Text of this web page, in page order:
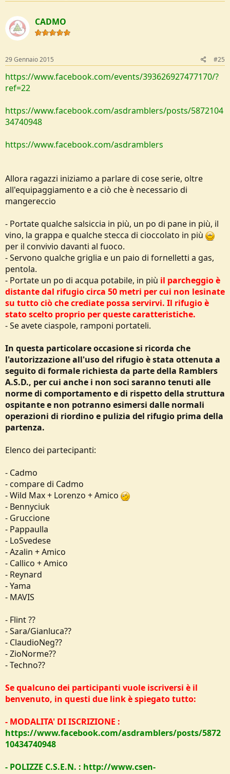
CADMO
29 Gennaio 2015 #25
https://www.facebook.com/events/393626927477170/?
ref=22
https://www.facebook.com/asdramblers/posts/5872104
34740948
https://www.facebook.com/asdramblers
Allora ragazzi iniziamo a parlare di cose serie, oltre
all'equipaggiamento e a ciò che è necessario di
mangereccio
- Portate qualche salsiccia in più, un po di pane in più, il
vino, la grappa e qualche stecca di cioccolato in più
per il convivio davanti al fuoco.
- Servono qualche griglia e un paio di fornelletti a gas,
pentola.
- Portate un po di acqua potabile, in più il parcheggio è
distante dal rifugio circa 50 metri per cui non lesinate
su tutto ciò che crediate possa servirvi. Il rifugio è
stato scelto proprio per queste caratteristiche.
- Se avete ciaspole, ramponi portateli.
In questa particolare occasione si ricorda che
l'autorizzazione all'uso del rifugio è stata ottenuta a
seguito di formale richiesta da parte della Ramblers
A.S.D., per cui anche i non soci saranno tenuti alle
norme di comportamento e di rispetto della struttura
ospitante e non potranno esimersi dalle normali
operazioni di riordino e pulizia del rifugio prima della
partenza.
Elenco dei partecipanti:
- Cadmo
- compare di Cadmo
- Wild Max + Lorenzo + Amico
- Bennyciuk
- Gruccione
- Pappaulla
- LoSvedese
- Azalin + Amico
- Callico + Amico
- Reynard
- Yama
- MAVIS
- Flint ??
- Sara/Gianluca??
- ClaudioNeg??
- ZioNorme??
- Techno??
Se qualcuno dei participanti vuole iscriversi è il
benvenuto, in questi due link è spiegato tutto:
- MODALITA' DI ISCRIZIONE :
https://www.facebook.com/asdramblers/posts/5872
10434740948
- POLIZZE C.S.E.N. : http://www.csen-